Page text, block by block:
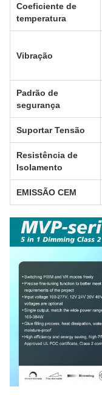
Coeficiente de
temperatura
Vibração
Padrão de
segurança
Suportar Tensão
Resistência de
Isolamento
EMISSÃO CEM